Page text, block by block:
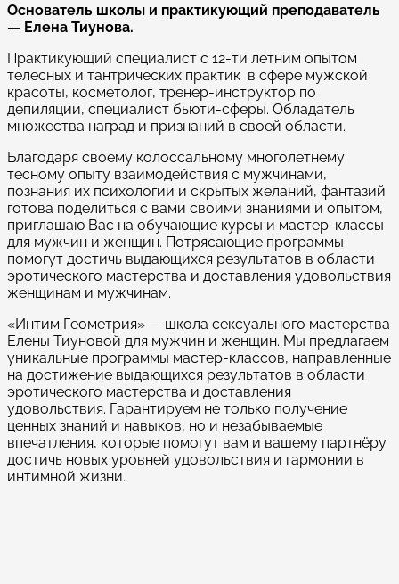
Основатель школы и практикующий преподаватель
— Елена Тиунова.
Практикующий специалист с 12-ти летним опытом
телесных и тантрических практик в сфере мужской
красоты, косметолог, тренер-инструктор по
депиляции, специалист бьюти-сферы. Обладатель
множества наград и признаний в своей области.
Благодаря своему колоссальному многолетнему
тесному опыту взаимодействия с мужчинами,
познания их психологии и скрытых желаний, фантазий
готова поделиться с вами своими знаниями и опытом,
приглашаю Вас на обучающие курсы и мастер-классы
для мужчин и женщин. Потрясающие программы
помогут достичь выдающихся результатов в области
эротического мастерства и доставления удовольствия
женщинам и мужчинам.
«Интим Геометрия» — школа сексуального мастерства
Елены Тиуновой для мужчин и женщин. Мы предлагаем
уникальные программы мастер-классов, направленные
на достижение выдающихся результатов в области
эротического мастерства и доставления
удовольствия. Гарантируем не только получение
ценных знаний и навыков, но и незабываемые
впечатления, которые помогут вам и вашему партнёру
достичь новых уровней удовольствия и гармонии в
интимной жизни.